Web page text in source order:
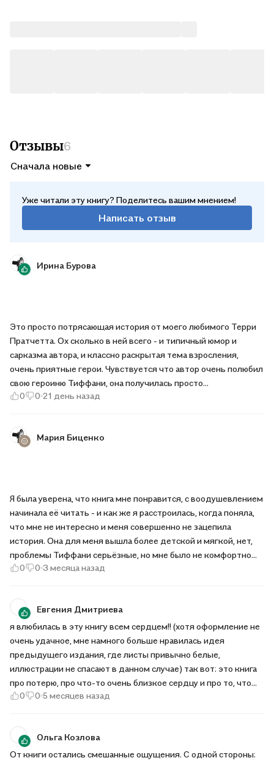
Отзывы6
Сначала новые
Уже читали эту книгу? Поделитесь вашим мнением!
Написать отзыв
Ирина Бурова
Это просто потрясающая история от моего любимого Терри
Пратчетта. Ох сколько в ней всего - и типичный юмор и
сарказма автора, и классно раскрытая тема взросления,
очень приятные герои. Чувствуется что автор очень полюбил
свою героиню Тиффани, она получилась просто
замечательной. Живой, умный и просто очаровательный
рассудительного и здравомыслящего. Иногда эта история
умудрялась пробить меня на слезы.
0 0 21 день назад
Мария Биценко
Я была уверена, что книга мне понравится, с воодушевлением
начинала её читать - и как же я расстроилась, когда поняла,
что мне не интересно и меня совершенно не зацепила
история. Она для меня вышла более детской и мягкой, нет,
проблемы Тиффани серьёзные, но мне было не комфортно
находиться в голове ребёнка. А ещё и юмор в этой книге не
0 0 3 месяца назад
Евгения Дмитриева
я влюбилась в эту книгу всем сердцем!! (хотя оформление не
очень удачное, мне намного больше нравилась идея
предыдущего издания, где листы привычно белые,
иллюстрации не спасают в данном случае) так вот: это книга
про потерю, про что-то очень близкое сердцу и про то, что
иногда мы не любим как-то сверх меры, но все же бережем
0 0 5 месяцев назад
Ольга Козлова
От книги остались смешанные ощущения. С одной стороны: